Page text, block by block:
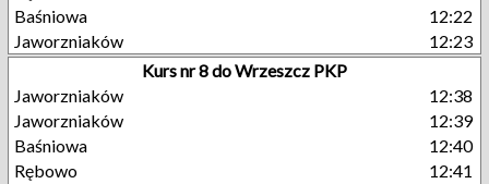
Baśniowa
12:22
Jaworzniaków
12:23
Kurs nr 8 do Wrzeszcz PKP
Jaworzniaków
12:38
Jaworzniaków
12:39
Baśniowa
12:40
Rębowo
12:41